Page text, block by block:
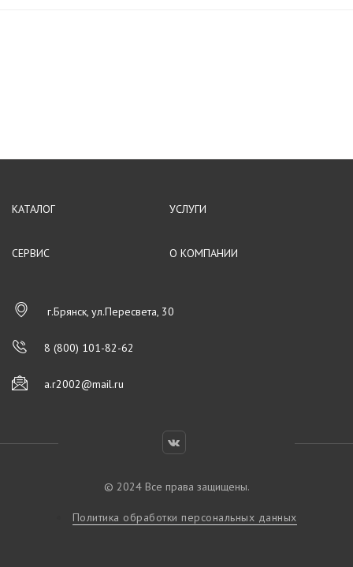
КАТАЛОГ УСЛУГИ
СЕРВИС О КОМПАНИИ
г.Брянск, ул.Пересвета, 30
8 (800) 101-82-62
a.r2002@mail.ru
© 2024 Все права защищены.
Политика обработки персональных данных